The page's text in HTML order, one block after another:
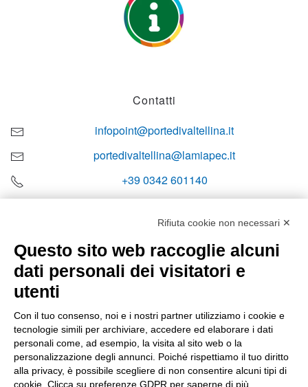
Contatti
infopoint@portedivaltellina.it
portedivaltellina@lamiapec.it
+39 0342 601140
Orari di apertura
Sabato
08:00 – 12:10
Rifiuta cookie non necessari ✕
Questo sito web raccoglie alcuni
dati personali dei visitatori e
utenti
Con il tuo consenso, noi e i nostri partner utilizziamo i cookie e
tecnologie simili per archiviare, accedere ed elaborare i dati
personali come, ad esempio, la visita al sito web o la
personalizzazione degli annunci. Poiché rispettiamo il tuo diritto
alla privacy, è possibile scegliere di non consentire alcuni tipi di
cookie. Clicca su preferenze GDPR per saperne di più.